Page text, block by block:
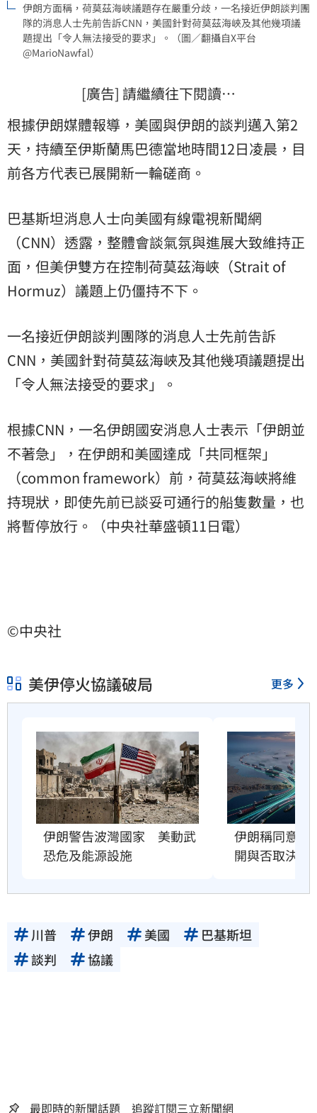
伊朗方面稱，荷莫茲海峽議題存在嚴重分歧，一名接近伊朗談判團
隊的消息人士先前告訴CNN，美國針對荷莫茲海峽及其他幾項議
題提出「令人無法接受的要求」。（圖／翻攝自X平台
@MarioNawfal）
[廣告] 請繼續往下閱讀…
根據伊朗媒體報導，美國與伊朗的談判邁入第2
天，持續至伊斯蘭馬巴德當地時間12日凌晨，目
前各方代表已展開新一輪磋商。
巴基斯坦消息人士向美國有線電視新聞網
（CNN）透露，整體會談氣氛與進展大致維持正
面，但美伊雙方在控制荷莫茲海峽（Strait of
Hormuz）議題上仍僵持不下。
一名接近伊朗談判團隊的消息人士先前告訴
CNN，美國針對荷莫茲海峽及其他幾項議題提出
「令人無法接受的要求」。
根據CNN，一名伊朗國安消息人士表示「伊朗並
不著急」，在伊朗和美國達成「共同框架」
（common framework）前，荷莫茲海峽將維
持現狀，即使先前已談妥可通行的船隻數量，也
將暫停放行。（中央社華盛頓11日電）
©中央社
美伊停火協議破局 更多
伊朗警告波灣國家　美動武
恐危及能源設施
伊朗稱同意荷
開與否取決美
川普 伊朗 美國
巴基斯坦
談判
協議
最即時的新聞話題 追蹤訂閱三立新聞網